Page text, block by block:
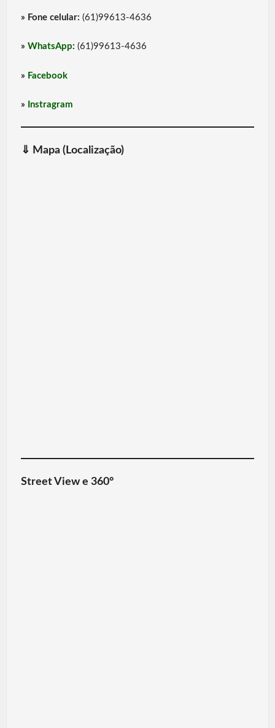
» Fone celular: (61)99613-4636
» WhatsApp: (61)99613-4636
» Facebook
» Instragram
⇓ Mapa (Localização)
Street View e 360°